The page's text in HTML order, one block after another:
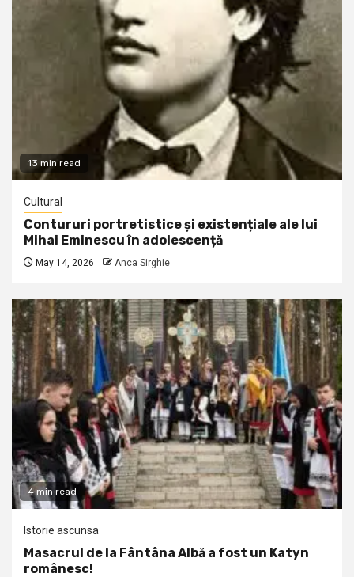
13 min read
Cultural
Contururi portretistice și existențiale ale lui
Mihai Eminescu în adolescență
May 14, 2026 Anca Sirghie
4 min read
Istorie ascunsa
Masacrul de la Fântâna Albă a fost un Katyn
românesc!